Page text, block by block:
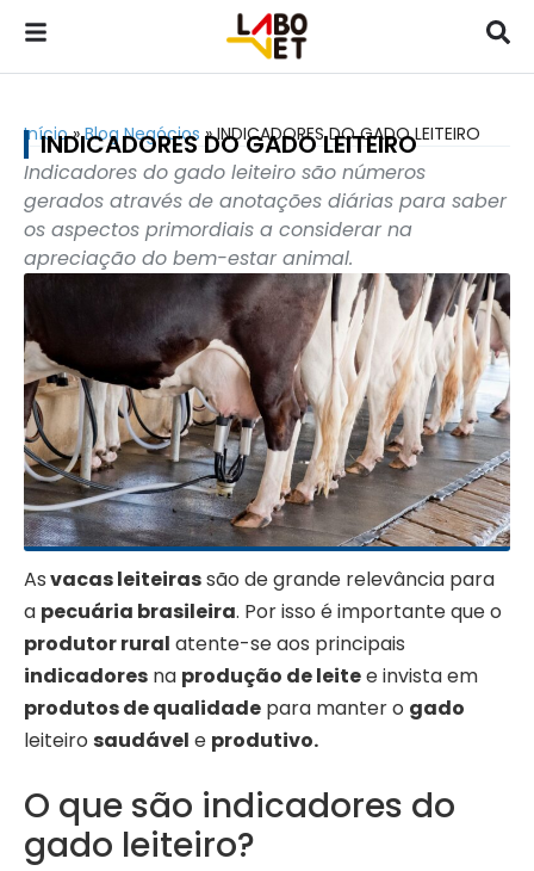
Início»Blog Negócios »INDICADORES DO GADO LEITEIRO
INDICADORES DO GADO LEITEIRO
Indicadores do gado leiteiro são números
gerados através de anotações diárias para saber
os aspectos primordiais a considerar na
apreciação do bem-estar animal.
Asvacas leiteirassão de grande relevância para
a pecuária brasileira. Por isso é importante que o
produtor rural atente-se aos principais
indicadores na produção de leitee invista em
produtos de qualidade para manter o gado
leiteiro saudável e produtivo.
O que são indicadores do
gado leiteiro?